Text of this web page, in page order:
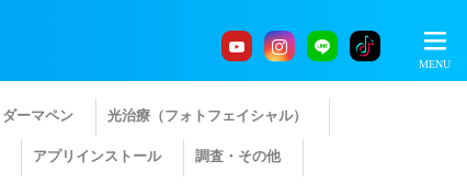
ダーマペン 光治療（フォトフェイシャル）
アプリインストール 調査・その他